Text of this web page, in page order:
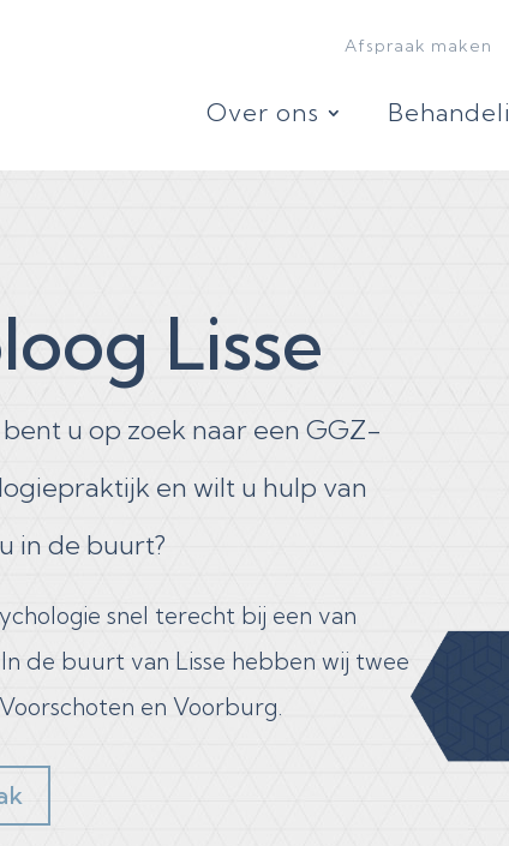
Afspraak maken
Over ons
Lisse
u op zoek naar een GGZ-
en wilt u hulp van
in de buurt?
snel terecht bij een van
de buurt van Lisse hebben wij twee
en Voorburg.